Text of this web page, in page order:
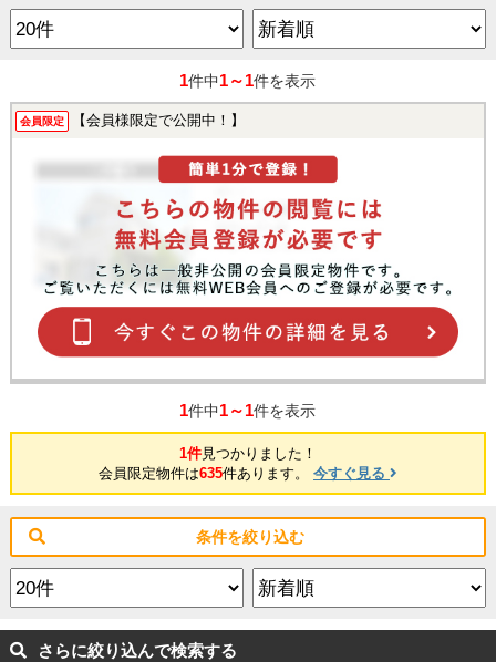
1件中1～1件を表示
会員限定 【会員様限定で公開中！】
1件中1～1件を表示
1件見つかりました！
会員限定物件は635件あります。 今すぐ見る
条件を絞り込む
さらに絞り込んで検索する